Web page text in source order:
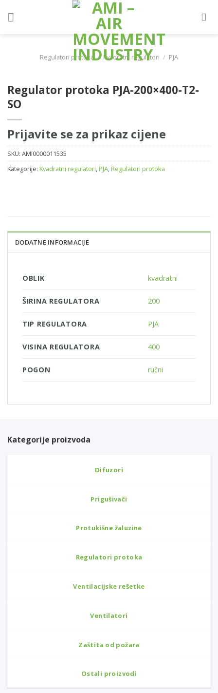
Regulatori protoka / Kvadratni regulatori / PJA
Regulator protoka PJA-200×400-T2-
SO
Prijavite se za prikaz cijene
SKU: AMI0000011535
Kategorije: Kvadratni regulatori, PJA, Regulatori protoka
DODATNE INFORMACIJE
OBLIK kvadratni
ŠIRINA REGULATORA 200
TIP REGULATORA PJA
VISINA REGULATORA 400
POGON ručni
Kategorije proizvoda
Difuzori
Prigušivači
Protukišne žaluzine
Regulatori protoka
Ventilacijske rešetke
Ventilatori
Zaštita od požara
Ostali proizvodi